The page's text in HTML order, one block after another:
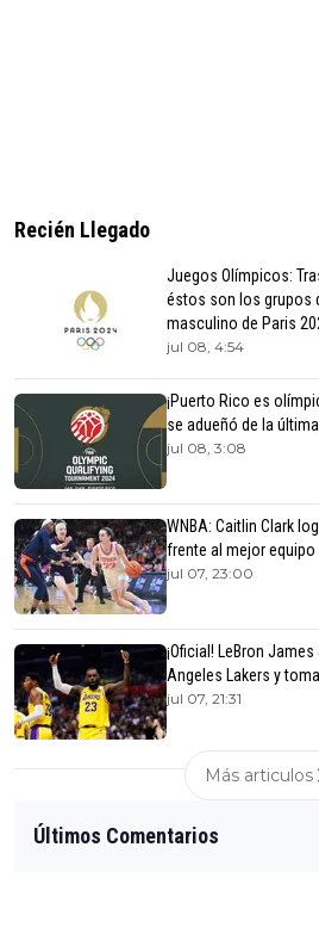
Recién Llegado
Juegos Olímpicos:
éstos son los grupos
masculino de Paris
jul 08, 4:54
¡Puerto Rico es
se adueñó de la
jul 08, 3:08
WNBA: Caitlin Clark
frente al mejor equipo
jul 07, 23:00
¡Oficial! LeBron
Angeles Lakers y
jul 07, 21:31
Más articulos
Últimos Comentarios